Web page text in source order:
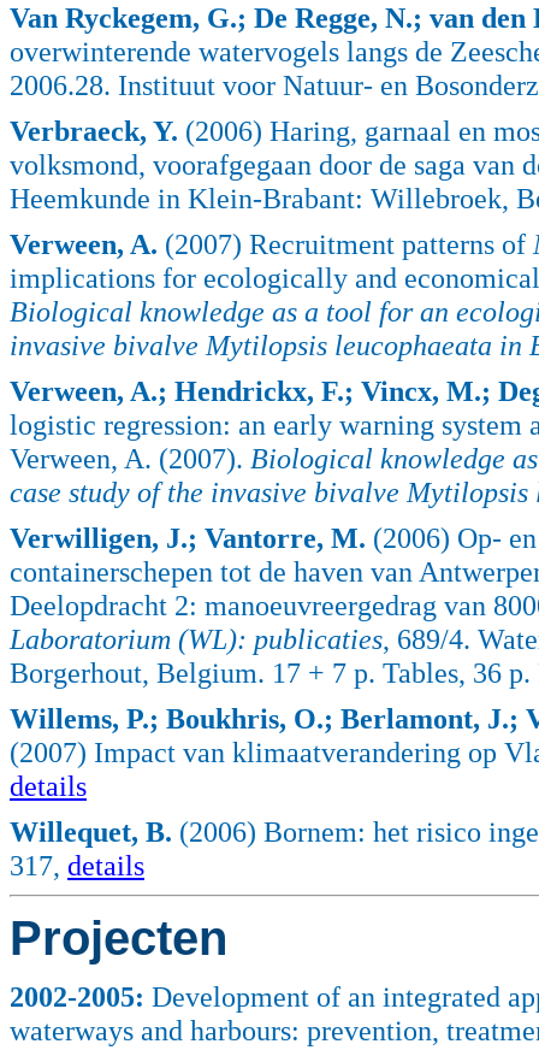
Van Ryckegem, G.; De Regge, N.; van den
overwinterende watervogels langs de
2006.28. Instituut voor Natuur- en
Verbraeck, Y. (2006) Haring, garnaal en
volksmond, voorafgegaan door de saga
Heemkunde in Klein-Brabant: Willebroek,
Verween, A. (2007) Recruitment patterns of
implications for ecologically and
Biological knowledge as a tool for an
invasive bivalve Mytilopsis leucophaeata in
Verween, A.; Hendrickx, F.; Vincx, M.;
logistic regression: an early warning system
Verween, A. (2007). Biological knowledge
case study of the invasive bivalve Mytilopsis
Verwilligen, J.; Vantorre, M. (2006) Op-
containerschepen tot de haven van
Deelopdracht 2: manoeuvreergedrag van
Laboratorium (WL): publicaties, 689/4.
Borgerhout, Belgium. 17 + 7 p. Tables, 36
Willems, P.; Boukhris, O.; Berlamont, J.;
(2007) Impact van klimaatverandering op
details
Willequet, B. (2006) Bornem: het risico
317, details
Projecten
2002-2005: Development of an integrated
waterways and harbours: prevention,